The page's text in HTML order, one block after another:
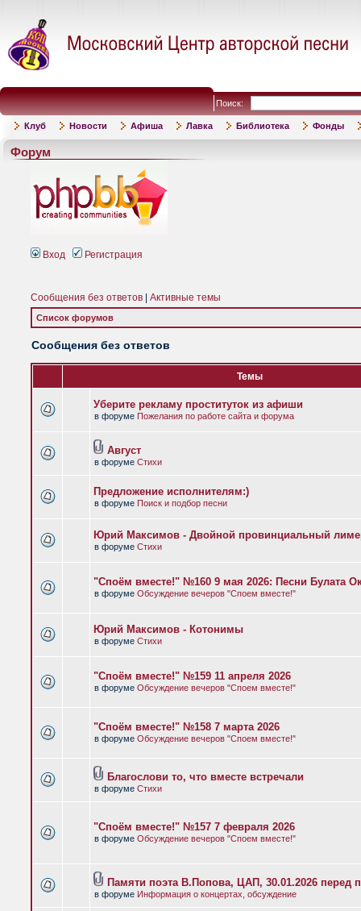
Поиск:
Клуб Новости Афиша Лавка Библиотека Фонды
Форум
Вход Регистрация
Сообщения без ответов Активные темы
Список форумов
Сообщения без ответов
Темы
Уберите рекламу проституток из афиши
в форуме Пожелания по работе сайта и форума
Август
в форуме Стихи
Предложение исполнителям:)
в форуме Поиск и подбор песни
Юрий Максимов - Двойной провинциальный
в форуме Стихи
"Споём вместе!" №160 9 мая 2026: Песни Булата
в форуме Обсуждение вечеров "Споем вместе!"
Юрий Максимов - Котонимы
в форуме Стихи
"Споём вместе!" №159 11 апреля 2026
в форуме Обсуждение вечеров "Споем вместе!"
"Споём вместе!" №158 7 марта 2026
в форуме Обсуждение вечеров "Споем вместе!"
Благослови то, что вместе встречали
в форуме Стихи
"Споём вместе!" №157 7 февраля 2026
в форуме Обсуждение вечеров "Споем вместе!"
Памяти поэта В.Попова, ЦАП, 30.01.2026 перед
в форуме Информация о концертах, обсуждение